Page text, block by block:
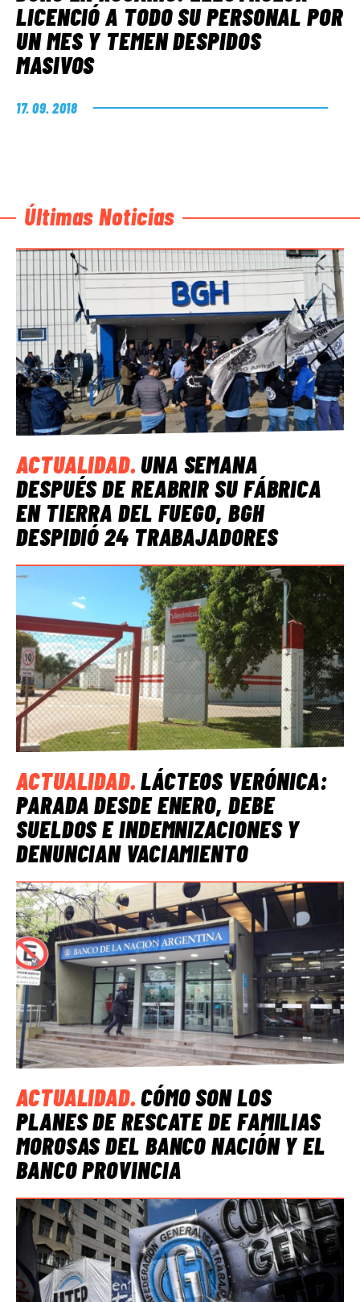
LICENCIÓ A TODO SU PERSONAL POR
UN MES Y TEMEN DESPIDOS
MASIVOS
17. 09. 2018
Últimas Noticias
ACTUALIDAD.UNA SEMANA
DESPUÉS DE REABRIR SU FÁBRICA
EN TIERRA DEL FUEGO, BGH
DESPIDIÓ 24 TRABAJADORES
ACTUALIDAD.LÁCTEOS VERÓNICA:
PARADA DESDE ENERO, DEBE
SUELDOS E INDEMNIZACIONES Y
DENUNCIAN VACIAMIENTO
ACTUALIDAD.CÓMO SON LOS
PLANES DE RESCATE DE FAMILIAS
MOROSAS DEL BANCO NACIÓN Y EL
BANCO PROVINCIA